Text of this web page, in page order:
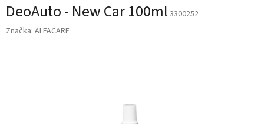
DeoAuto - New Car 100ml 3300252
Značka: ALFACARE